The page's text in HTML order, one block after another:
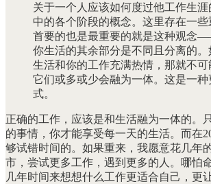
关于一个人应该如何度过他工作生
中的各个阶段的概念。这里存在一些
首要的也是最重要的就是这种观念
你生活的其余部分是不同且分离的
生活和你的工作充满热情，那就不可
它们或多或少会融为一体。这是一
式。
正确的工作，应该是和生活融为一体的。
的事情，你才能享受每一天的生活。而在
够试错时间的。如果重来，我愿意花几年
市，尝试更多工作，遇到更多的人。哪怕
几年时间来想想什么工作更适合自己，更